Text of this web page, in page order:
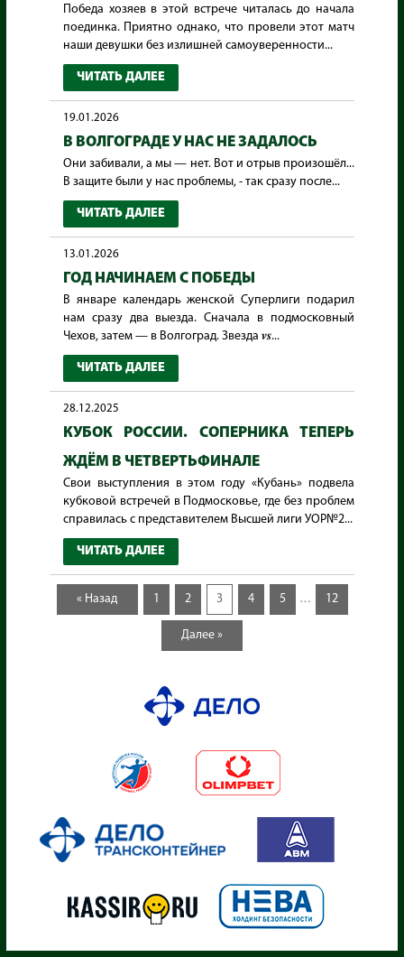
Победа хозяев в этой встрече читалась до начала
поединка. Приятно однако, что провели этот матч
наши девушки без излишней самоуверенности...
ЧИТАТЬ ДАЛЕЕ
19.01.2026
В ВОЛГОГРАДЕ У НАС НЕ ЗАДАЛОСЬ
Они забивали, а мы — нет. Вот и отрыв произошёл...
В защите были у нас проблемы, - так сразу после...
ЧИТАТЬ ДАЛЕЕ
13.01.2026
ГОД НАЧИНАЕМ С ПОБЕДЫ
В январе календарь женской Суперлиги подарил
нам сразу два выезда. Сначала в подмосковный
Чехов, затем — в Волгоград. Звезда 𝒗𝒔...
ЧИТАТЬ ДАЛЕЕ
28.12.2025
КУБОК РОССИИ. СОПЕРНИКА ТЕПЕРЬ
ЖДЁМ В ЧЕТВЕРТЬФИНАЛЕ
Свои выступления в этом году «Кубань» подвела
кубковой встречей в Подмосковье, где без проблем
справилась с представителем Высшей лиги УОР№2...
ЧИТАТЬ ДАЛЕЕ
« Назад 1 2 3 4 5 … 12
Далее »